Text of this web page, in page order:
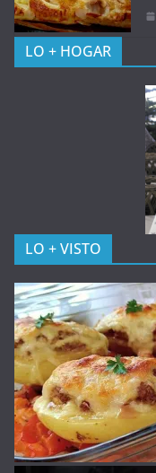
LO + HOGAR
LO + VISTO